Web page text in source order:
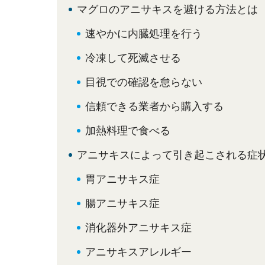
マグロのアニサキスを避ける方法とは
速やかに内臓処理を行う
冷凍して死滅させる
目視での確認を怠らない
信頼できる業者から購入する
加熱料理で食べる
アニサキスによって引き起こされる症
胃アニサキス症
腸アニサキス症
消化器外アニサキス症
アニサキスアレルギー